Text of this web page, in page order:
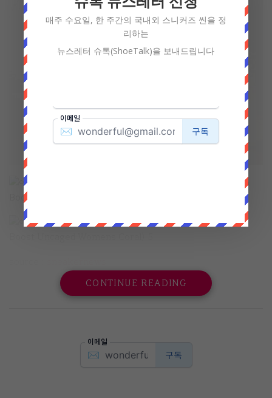
CONTINUE READING
매주 수요일, 한 주간의 국내외 스니커즈 씬을 정
리하는
뉴스레터 슈톡(ShoeTalk)을 보내드립니다